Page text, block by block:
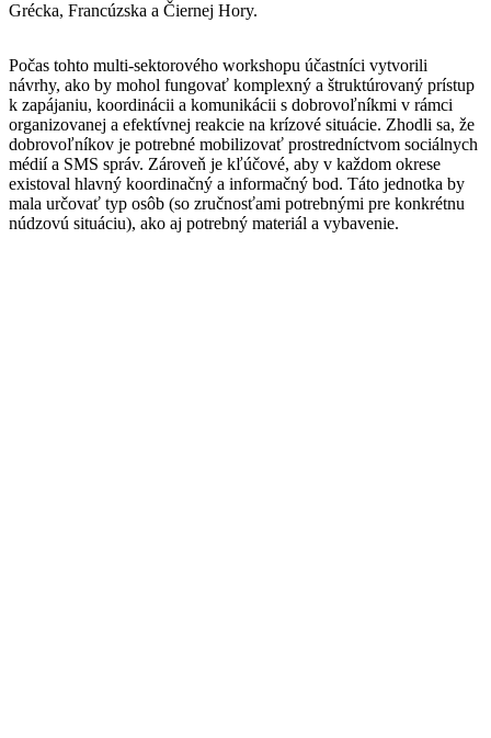
Grécka, Francúzska a Čiernej Hory.
Počas tohto multi-sektorového workshopu účastníci vytvorili
návrhy, ako by mohol fungovať komplexný a štruktúrovaný prístup
k zapájaniu, koordinácii a komunikácii s dobrovoľníkmi v rámci
organizovanej a efektívnej reakcie na krízové situácie. Zhodli sa, že
dobrovoľníkov je potrebné mobilizovať prostredníctvom sociálnych
médií a SMS správ. Zároveň je kľúčové, aby v každom okrese
existoval hlavný koordinačný a informačný bod. Táto jednotka by
mala určovať typ osôb (so zručnosťami potrebnými pre konkrétnu
núdzovú situáciu), ako aj potrebný materiál a vybavenie.